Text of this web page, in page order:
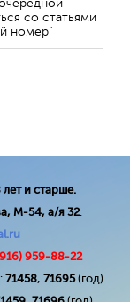
со статьями
номер"
и старше.
М-54, а/я 32.
916) 959-88-22
71458, 71695(год)